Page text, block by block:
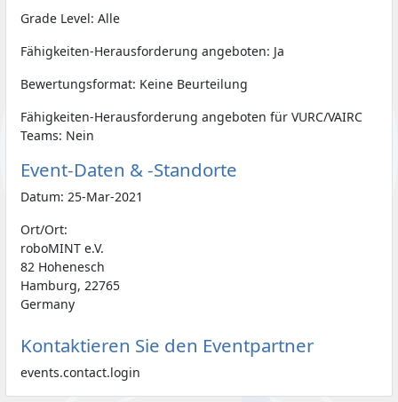
Grade Level: Alle
Fähigkeiten-Herausforderung angeboten: Ja
Bewertungsformat: Keine Beurteilung
Fähigkeiten-Herausforderung angeboten für VURC/VAIRC
Teams: Nein
Event-Daten & -Standorte
Datum: 25-Mar-2021
Ort/Ort:
roboMINT e.V.
82 Hohenesch
Hamburg, 22765
Germany
Kontaktieren Sie den Eventpartner
events.contact.login